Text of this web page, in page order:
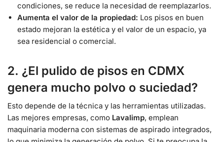
condiciones, se reduce la necesidad de reemplazarlos.
Aumenta el valor de la propiedad: Los pisos en buen
estado mejoran la estética y el valor de un espacio, ya
sea residencial o comercial.
2. ¿El pulido de pisos en CDMX
genera mucho polvo o suciedad?
Esto depende de la técnica y las herramientas utilizadas.
Las mejores empresas, como Lavalimp, emplean
maquinaria moderna con sistemas de aspirado integrados,